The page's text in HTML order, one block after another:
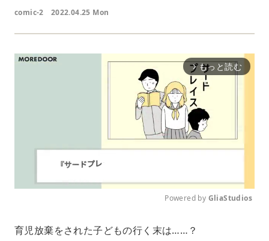
comic-2 2022.04.25 Mon
arrow_forward_ios もっと読む
Powered by GliaStudios
育児放棄をされた子どもの行く末は……？